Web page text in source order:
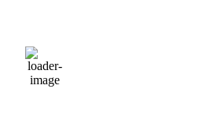
67 %
1016 mb